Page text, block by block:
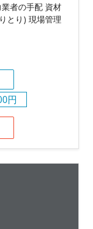
者の手配 資材
とり) 現場管理
円